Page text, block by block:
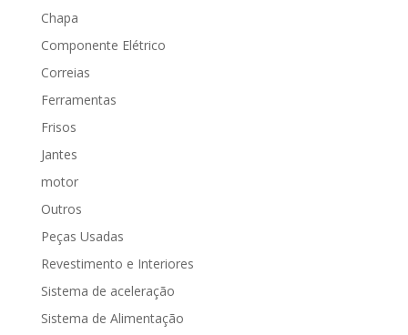
Chapa
Componente Elétrico
Correias
Ferramentas
Frisos
Jantes
motor
Outros
Peças Usadas
Revestimento e Interiores
Sistema de aceleração
Sistema de Alimentação